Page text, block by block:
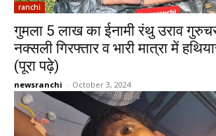
ranchi
गुमला 5 लाख का ईनामी रंथु उराव
नक्सली गिरफ्तार व भारी मात्रा में
(पूरा पढ़े)
newsranchi - October 3, 2024